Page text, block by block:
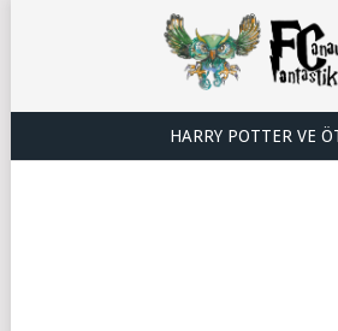
HARRY POTTER VE